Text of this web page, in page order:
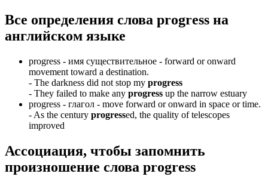
Все определения слова progress на
английском языке
progress - имя существительное - forward or onward
movement toward a destination.
- The darkness did not stop my progress
- They failed to make any progress up the narrow estuary
progress - глагол - move forward or onward in space or time.
- As the century progressed, the quality of telescopes
improved
Ассоциация, чтобы запомнить
произношение слова progress